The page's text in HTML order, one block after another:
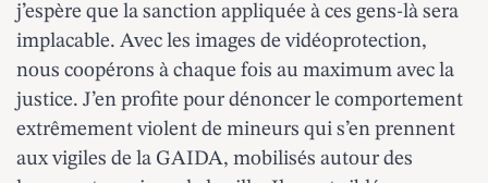
j’espère que la sanction appliquée à ces gens-là sera
implacable. Avec les images de vidéoprotection,
nous coopérons à chaque fois au maximum avec la
justice. J’en profite pour dénoncer le comportement
extrêmement violent de mineurs qui s’en prennent
aux vigiles de la GAIDA, mobilisés autour des